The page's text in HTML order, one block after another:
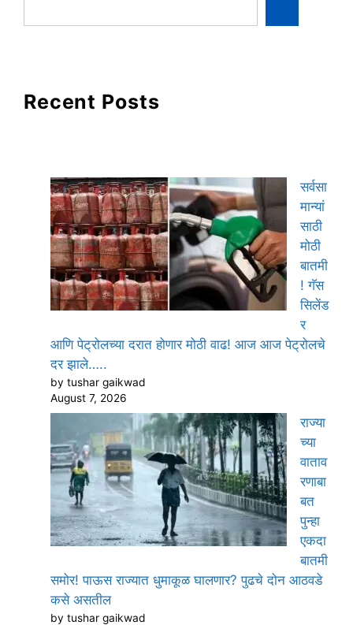
Recent Posts
सर्वसा
मान्यां
साठी
मोठी
बातमी
! गॅस
सिलेंड
र
आणि पेट्रोलच्या दरात होणार मोठी वाढ! आज आज पेट्रोलचे
दर झाले…..
by tushar gaikwad
August 7, 2026
राज्या
च्या
वाताव
रणाबा
बत
पुन्हा
एकदा
बातमी
समोर! पाऊस राज्यात धुमाकूळ घालणार? पुढचे दोन आठवडे
कसे असतील
by tushar gaikwad